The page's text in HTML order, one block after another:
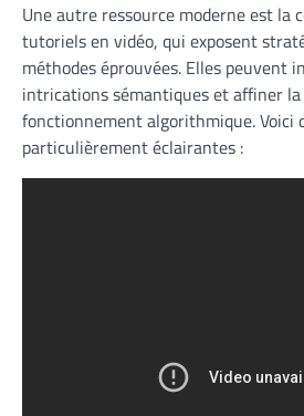
Une autre ressource moderne est la
tutoriels en vidéo, qui exposent
méthodes éprouvées. Elles peuvent
intrications sémantiques et affiner
fonctionnement algorithmique. Voici
particulièrement éclairantes :